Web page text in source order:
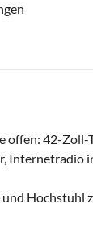
offen: 42-
Internetradio
Hochstuhl